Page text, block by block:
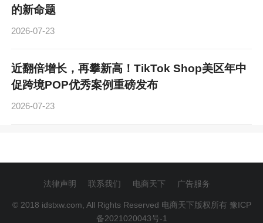
的新命题
2026-07-23
近翻倍增长，再攀新高！TikTok Shop美区年中
促跨境POP优秀案例重磅发布
2026-07-23
法律声明 联系我们 电商天下 广告服务
© 2018 idstxw.com, All Rights Reserved 电商天下版权所有 豫ICP
备2021020043号-1